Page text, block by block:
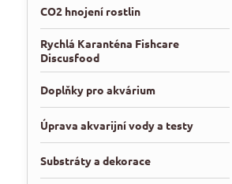
CO2 hnojení rostlin
Rychlá Karanténa Fishcare
Discusfood
Doplňky pro akvárium
Úprava akvarijní vody a testy
Substráty a dekorace